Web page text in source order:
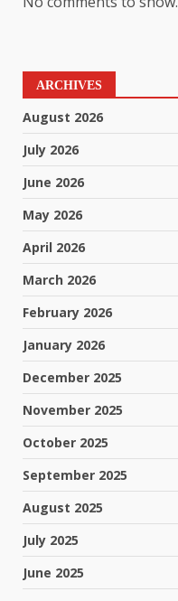
ARCHIVES
August 2026
July 2026
June 2026
May 2026
April 2026
March 2026
February 2026
January 2026
December 2025
November 2025
October 2025
September 2025
August 2025
July 2025
June 2025